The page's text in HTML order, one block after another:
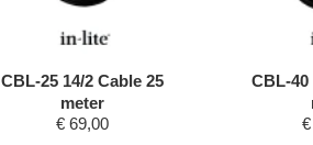
CBL-25 14/2 Cable 25
meter
€ 69,00
CBL-40
€